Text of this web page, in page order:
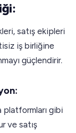
satış ekipleri
iş birliğine
güçlendirir.
gibi
ve satış